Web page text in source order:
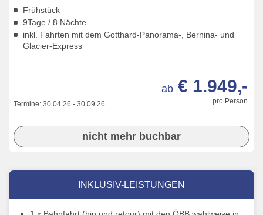
Frühstück
9Tage / 8 Nächte
inkl. Fahrten mit dem Gotthard-Panorama-, Bernina- und
Glacier-Express
Termine: 30.04.26 - 30.09.26 pro Person
ab € 1.949,-
nicht mehr buchbar
INKLUSIV-LEISTUNGEN